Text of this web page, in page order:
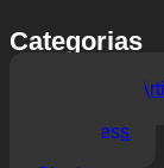
Categorias
Inteligência
WordPress